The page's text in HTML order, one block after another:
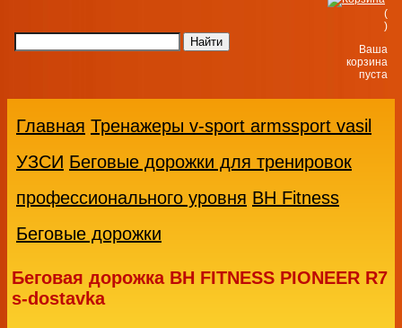
(
)
Ваша
корзина
пуста
Главная Тренажеры v-sport armssport vasil
УЗСИ Беговые дорожки для тренировок
профессионального уровня BH Fitness
Беговые дорожки
Беговая дорожка BH FITNESS PIONEER R7
s-dostavka